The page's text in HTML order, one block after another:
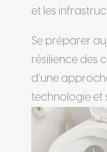
et les
Se préparer
résilience des
d’une
technologie et